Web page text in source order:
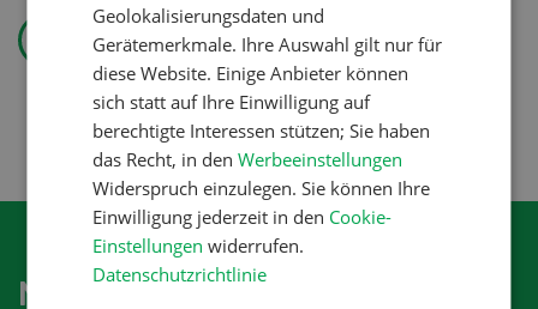
Pflanzenbau
Erst das Ziel, dann die
Zwischenfrucht
Newsletter abonnieren
Geolokalisierungsdaten und
Gerätemerkmale. Ihre Auswahl gilt nur für
diese Website. Einige Anbieter können
sich statt auf Ihre Einwilligung auf
berechtigte Interessen stützen; Sie haben
das Recht, in denWerbeeinstellungen
Widerspruch einzulegen. Sie können Ihre
Einwilligung jederzeit in den Cookie-
Einstellungen widerrufen.
Datenschutzrichtlinie